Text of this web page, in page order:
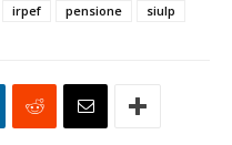
irpef pensione siulp